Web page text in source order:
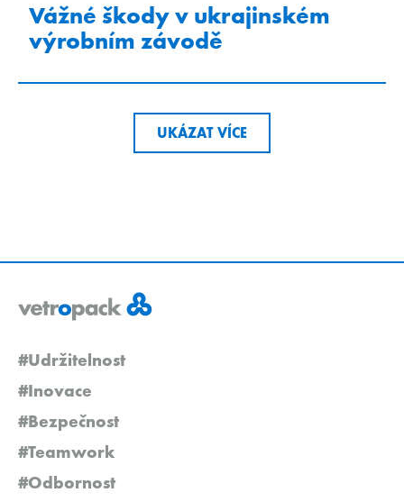
Vážné škody v ukrajinském
výrobním závodě
UKÁZAT VÍCE
#Udržitelnost
#Inovace
#Bezpečnost
#Teamwork
#Odbornost